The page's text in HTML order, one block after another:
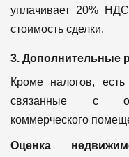
уплачивает 20%
стоимость сделки.
3. Дополнительные
Кроме налогов,
связанные с
коммерческого
Оценка